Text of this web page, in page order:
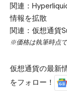
関連：
情報を拡散
関連： 仮想通貨
※価格は執筆時点で
仮想通貨の最新
をフォロー！